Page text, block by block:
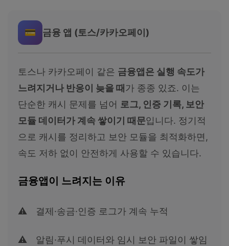
💳 금융 앱 (토스/카카오페이)
토스나 카카오페이 같은 금융앱은 실행 속도가
느려지거나 반응이 늦을 때 가 종종 있죠. 이는
단순한 캐시 문제를 넘어 로그, 인증 기록, 보안
모듈 데이터가 계속 쌓이기 때문입니다. 정기적
으로 캐시를 정리하고 보안 모듈을 최적화하면,
속도 저하 없이 안전하게 사용할 수 있습니다.
금융앱이 느려지는 이유
결제·송금·인증 로그가 계속 누적
알림·푸시 데이터와 임시 보안 파일이 쌓임